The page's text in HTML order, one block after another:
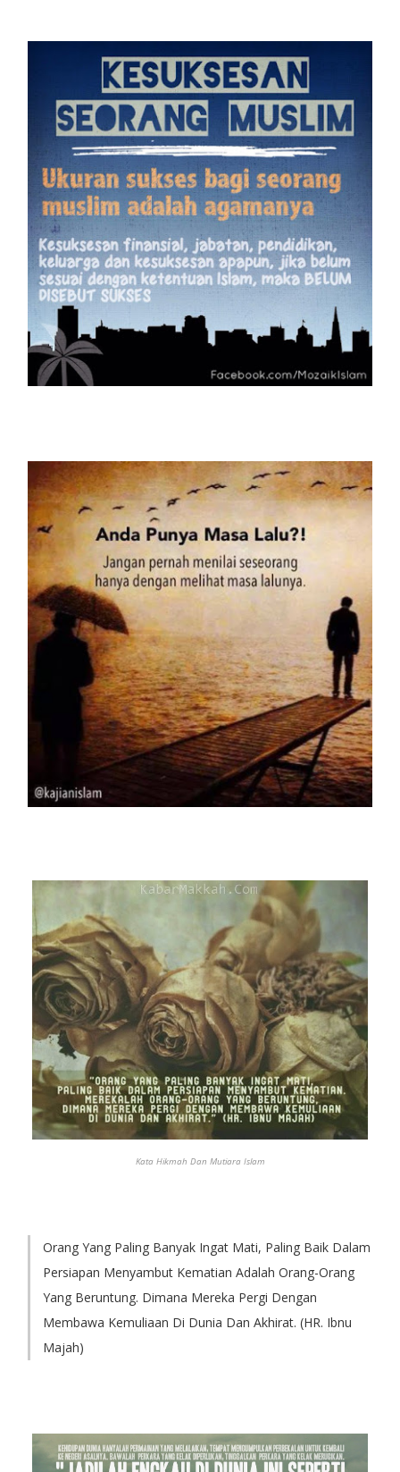
Kata Hikmah Dan Mutiara Islam
Orang Yang Paling Banyak Ingat Mati, Paling Baik Dalam
Persiapan Menyambut Kematian Adalah Orang-Orang
Yang Beruntung. Dimana Mereka Pergi Dengan
Membawa Kemuliaan Di Dunia Dan Akhirat. (HR. Ibnu
Majah)